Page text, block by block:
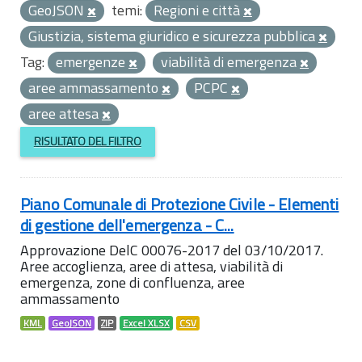
GeoJSON
temi: Regioni e città
Giustizia, sistema giuridico e sicurezza pubblica
Tag: emergenze
viabilità di emergenza
aree ammassamento
PCPC
aree attesa
RISULTATO DEL FILTRO
Piano Comunale di Protezione Civile - Elementi
di gestione dell'emergenza - C...
Approvazione DelC 00076-2017 del 03/10/2017.
Aree accoglienza, aree di attesa, viabilità di
emergenza, zone di confluenza, aree
ammassamento
KML GeoJSON ZIP Excel XLSX CSV